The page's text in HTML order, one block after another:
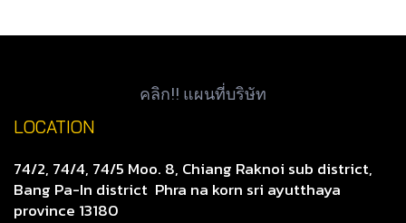
คลิก!! แผนที่บริษัท
LOCATION
74/2, 74/4, 74/5 Moo. 8, Chiang Raknoi sub district,
Bang Pa-In district Phra na korn sri ayutthaya
province 13180